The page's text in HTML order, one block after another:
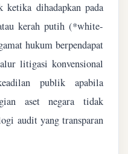
dihadapkan pada
kerah putih (*white-
hukum berpendapat
litigasi konvensional
publik apabila
aset negara tidak
audit yang transparan